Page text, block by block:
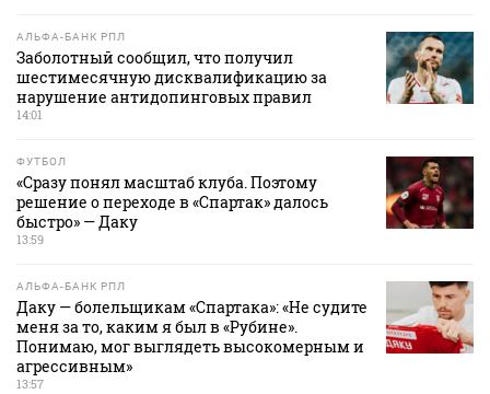
АЛЬФА-БАНК РПЛ
Заболотный сообщил, что получил
шестимесячную дисквалификацию за
нарушение антидопинговых правил
14:01
ФУТБОЛ
«Сразу понял масштаб клуба. Поэтому
решение о переходе в «Спартак» далось
быстро» — Даку
13:59
АЛЬФА-БАНК РПЛ
Даку — болельщикам «Спартака»: «Не судите
меня за то, каким я был в «Рубине».
Понимаю, мог выглядеть высокомерным и
агрессивным»
13:57